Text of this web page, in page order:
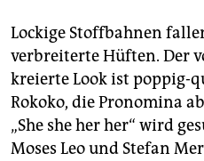
Lockige Stoffbahnen
verbreiterte Hüften. Der
kreierte Look ist poppig-
Rokoko, die Pronomina
„She she her her“ wird
Moses Leo und Stefan